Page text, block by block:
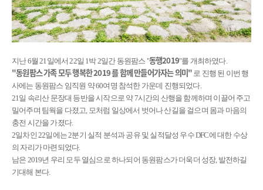
지난 6월 21일에서 22일 1박 2일간 동원팜스 "동행2019"를 개최하였다.
"동원팜스 가족 모두 행복한 2019 를 함께 만들어가자는 의미" 로 진행 된 이번 행
사에는 동원팜스 임직원 약 60여명 참석한 가운데 진행되었다.
21일 속리산 문장대 등반을 시작으로 약 7시간의 산행을 함께하며 이끌어 주고
밀어주며 팀웍을 다졌고, 모처럼 일상에서 벗어나 산길을 걸으며 몸과 마음의
충전 시간을 가졌다.
2일차인 22일에는 2분기 실적 분석과 공유 및 실적달성 우수 DFC에 대한 수상
의 자리가 마련되었다.
남은 2019년 우리 모두 열심으로 하나되어 동원팜스가 더욱더 성장, 발전하길
기대해 본다.